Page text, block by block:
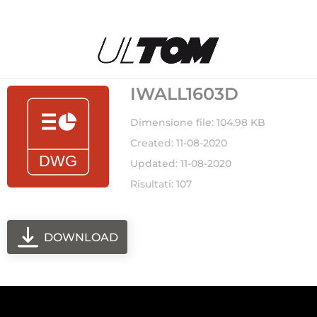
IWALL1603D
Dimensione file: 104.98 KB
Created: 11-08-2020
Updated: 11-08-2020
Risultati: 107
DOWNLOAD